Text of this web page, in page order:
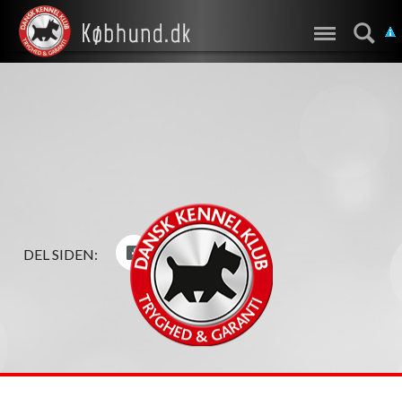
DEL SIDEN: